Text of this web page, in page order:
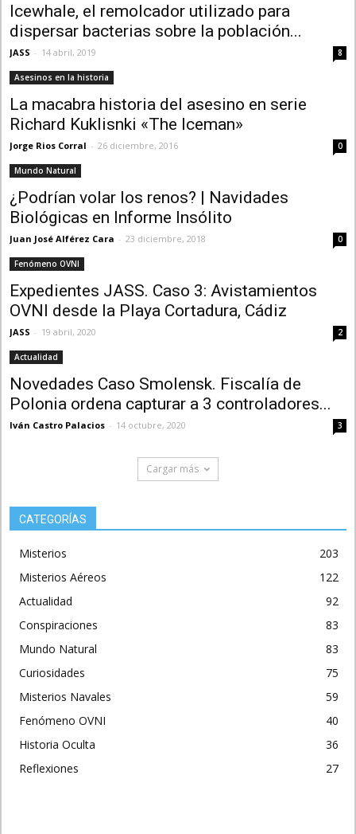
Icewhale, el remolcador utilizado para
dispersar bacterias sobre la población...
JASS - 14 abril, 2019 8
Asesinos en la historia
La macabra historia del asesino en serie
Richard Kuklisnki «The Iceman»
Jorge Rios Corral - 26 diciembre, 2016 0
Mundo Natural
¿Podrían volar los renos? | Navidades
Biológicas en Informe Insólito
Juan José Alférez Cara - 23 diciembre, 2018 0
Fenómeno OVNI
Expedientes JASS. Caso 3: Avistamientos
OVNI desde la Playa Cortadura, Cádiz
JASS - 19 abril, 2020 2
Actualidad
Novedades Caso Smolensk. Fiscalía de
Polonia ordena capturar a 3 controladores...
Iván Castro Palacios - 14 octubre, 2020 3
Cargar más
CATEGORÍAS
Misterios
203
Misterios Aéreos
122
Actualidad
92
Conspiraciones
83
Mundo Natural
83
Curiosidades
75
Misterios Navales
59
Fenómeno OVNI
40
Historia Oculta
36
Reflexiones
27